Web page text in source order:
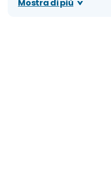
Mostra di più